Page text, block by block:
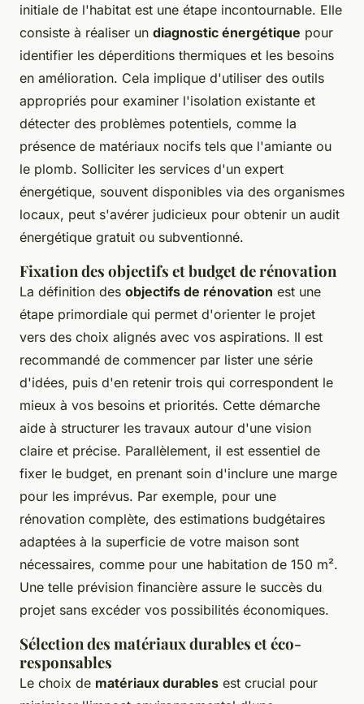
initiale de l'habitat est une étape incontournable. Elle
consiste à réaliser un diagnostic énergétique pour
identifier les déperditions thermiques et les besoins
en amélioration. Cela implique d'utiliser des outils
appropriés pour examiner l'isolation existante et
détecter des problèmes potentiels, comme la
présence de matériaux nocifs tels que l'amiante ou
le plomb. Solliciter les services d'un expert
énergétique, souvent disponibles via des organismes
locaux, peut s'avérer judicieux pour obtenir un audit
énergétique gratuit ou subventionné.
Fixation des objectifs et budget de rénovation
La définition des objectifs de rénovation est une
étape primordiale qui permet d'orienter le projet
vers des choix alignés avec vos aspirations. Il est
recommandé de commencer par lister une série
d'idées, puis d'en retenir trois qui correspondent le
mieux à vos besoins et priorités. Cette démarche
aide à structurer les travaux autour d'une vision
claire et précise. Parallèlement, il est essentiel de
fixer le budget, en prenant soin d'inclure une marge
pour les imprévus. Par exemple, pour une
rénovation complète, des estimations budgétaires
adaptées à la superficie de votre maison sont
nécessaires, comme pour une habitation de 150 m².
Une telle prévision financière assure le succès du
projet sans excéder vos possibilités économiques.
Sélection des matériaux durables et éco-
responsables
Le choix de matériaux durables est crucial pour